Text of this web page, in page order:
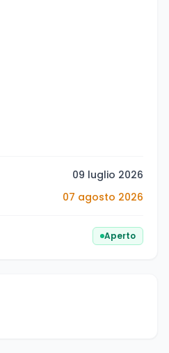
09 luglio 2026
07 agosto 2026
Aperto